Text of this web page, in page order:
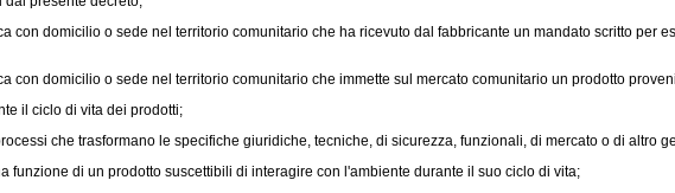
domicilio o sede nel territorio comunitario che ha ricevuto dal fabbricante un mandato scritto per
domicilio o sede nel territorio comunitario che immette sul mercato comunitario un prodotto
il ciclo di vita dei prodotti;
che trasformano le specifiche giuridiche, tecniche, di sicurezza, funzionali, di mercato o di altro
di un prodotto suscettibili di interagire con l'ambiente durante il suo ciclo di vita;